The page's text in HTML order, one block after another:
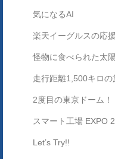
気になるAI
楽天イーグルスの応
怪物に食べられた太
走行距離1,500キロの
2度目の東京ドーム！
スマート工場 EXPO
Let’s Try!!